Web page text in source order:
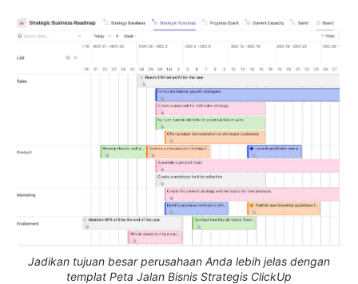
Jadikan tujuan besar perusahaan Anda lebih jelas dengan
templat Peta Jalan Bisnis Strategis ClickUp